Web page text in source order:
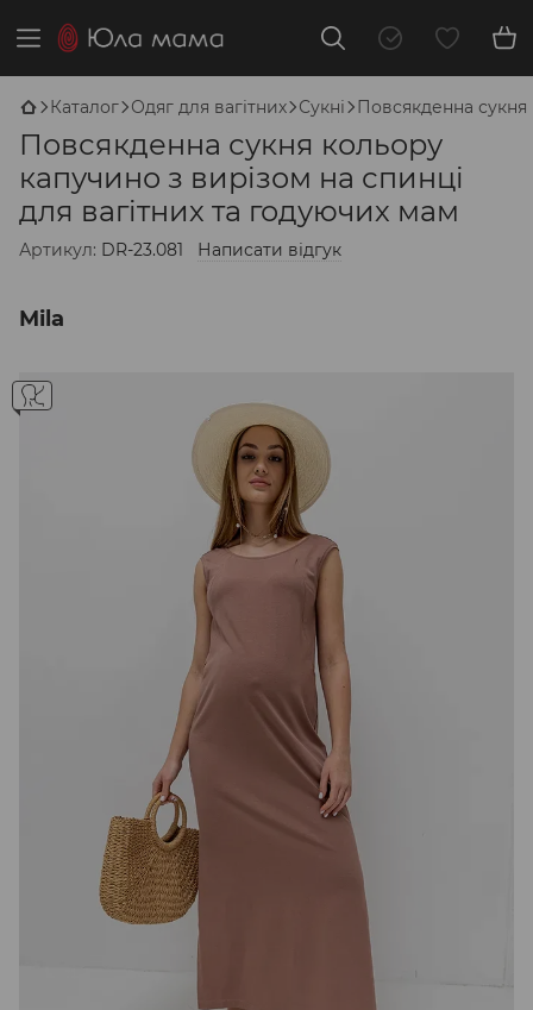
Каталог Одяг для вагітних Сукні Повсякденна сукня
Повсякденна сукня кольору
капучино з вирізом на спинці
для вагітних та годуючих мам
Артикул: DR-23.081 Написати відгук
Mila